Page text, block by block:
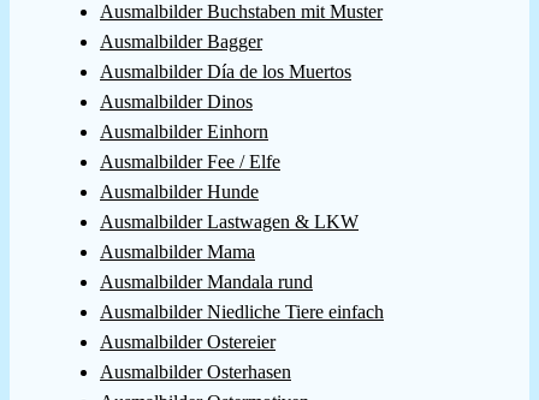
Ausmalbilder Buchstaben mit Muster
Ausmalbilder Bagger
Ausmalbilder Día de los Muertos
Ausmalbilder Dinos
Ausmalbilder Einhorn
Ausmalbilder Fee / Elfe
Ausmalbilder Hunde
Ausmalbilder Lastwagen & LKW
Ausmalbilder Mama
Ausmalbilder Mandala rund
Ausmalbilder Niedliche Tiere einfach
Ausmalbilder Ostereier
Ausmalbilder Osterhasen